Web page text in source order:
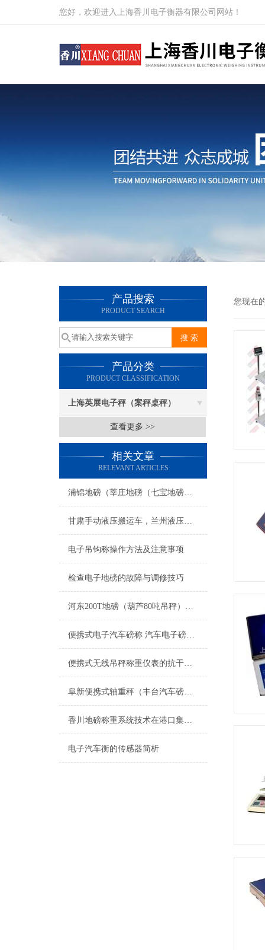
您好，欢迎进入上海香川电子衡器有限公司网站！
产品搜索
PRODUCT SEARCH
产品分类
PRODUCT CLASSIFICATION
上海英展电子秤（案秤桌秤）
查看更多 >>
相关文章
RELEVANT ARTICLES
浦锦地磅（莘庄地磅（七宝地磅）浦江地磅）梅陇地磅维修
甘肃手动液压搬运车，兰州液压搬运秤，叉车秤
电子吊钩称操作方法及注意事项
检查电子地磅的故障与调修技巧
河东200T地磅（葫芦80吨吊秤）东港150吨汽车衡）大兴钢瓶称维修
便携式电子汽车磅称 汽车电子磅秤 便携式汽车磅 便携式汽车电子磅
便携式无线吊秤称重仪表的抗干扰设计
阜新便携式轴重秤（丰台汽车磅厂家（东丽汽车衡报价）津南汽车地磅维修
香川地磅称重系统技术在港口集装箱中的应用
电子汽车衡的传感器简析
您现在